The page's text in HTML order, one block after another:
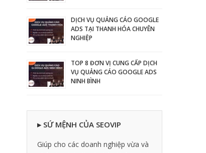
DỊCH VỤ QUẢNG CÁO GOOGLE
ADS TẠI THANH HÓA CHUYÊN
NGHIỆP
TOP 8 ĐƠN VỊ CUNG CẤP DỊCH
VỤ QUẢNG CÁO GOOGLE ADS
NINH BÌNH
▸ SỨ MỆNH CỦA SEOVIP
Giúp cho các doanh nghiệp vừa và